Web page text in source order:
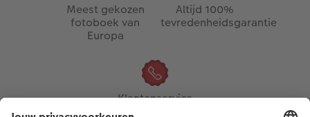
Meest gekozen
fotoboek van
Europa
Altijd 100%
tevredenheidsgarantie
Klantenservice
dagelijks